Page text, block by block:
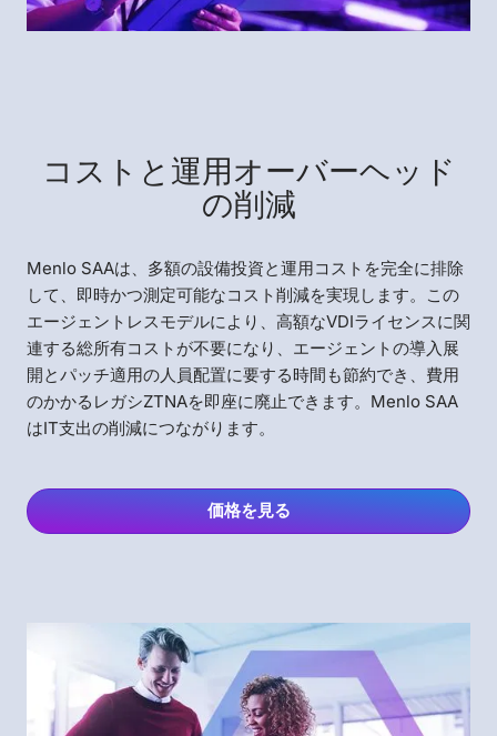
コストと運用オーバーヘッド
の削減
Menlo SAAは、多額の設備投資と運用コストを完全に排除
して、即時かつ測定可能なコスト削減を実現します。この
エージェントレスモデルにより、高額なVDIライセンスに関
連する総所有コストが不要になり、エージェントの導入展
開とパッチ適用の人員配置に要する時間も節約でき、費用
のかかるレガシZTNAを即座に廃止できます。Menlo SAA
はIT支出の削減につながります。
価格を見る